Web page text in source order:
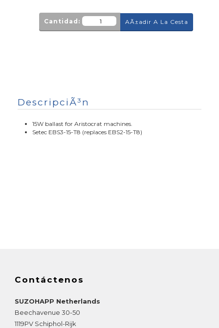
Cantidad: AÃ±adir A La Cesta
DescripciÃ³n
15W ballast for Aristocrat machines.
Setec EBS3-15-T8 (replaces EBS2-15-T8)
Contáctenos
SUZOHAPP Netherlands
Beechavenue 30-50
1119PV Schiphol-Rijk